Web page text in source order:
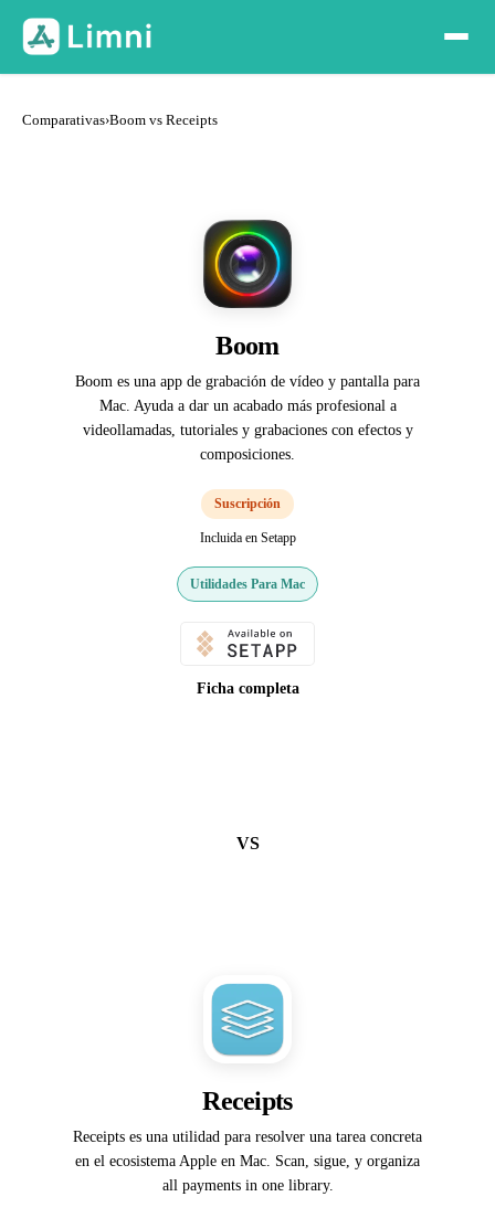
Comparativas›Boom vs Receipts
Boom
Boom es una app de grabación de vídeo y pantalla para
Mac. Ayuda a dar un acabado más profesional a
videollamadas, tutoriales y grabaciones con efectos y
composiciones.
Suscripción
Incluida en Setapp
Utilidades Para Mac
Ficha completa
VS
Receipts
Receipts es una utilidad para resolver una tarea concreta
en el ecosistema Apple en Mac. Scan, sigue, y organiza
all payments in one library.